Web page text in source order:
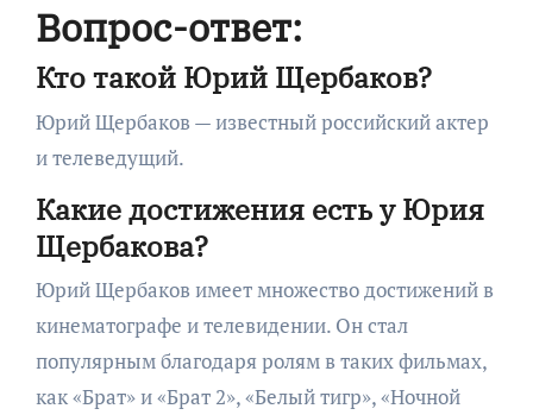
Вопрос-ответ:
Кто такой Юрий Щербаков?
Юрий Щербаков — известный российский актер
и телеведущий.
Какие достижения есть у Юрия
Щербакова?
Юрий Щербаков имеет множество достижений в
кинематографе и телевидении. Он стал
популярным благодаря ролям в таких фильмах,
как «Брат» и «Брат 2», «Белый тигр», «Ночной